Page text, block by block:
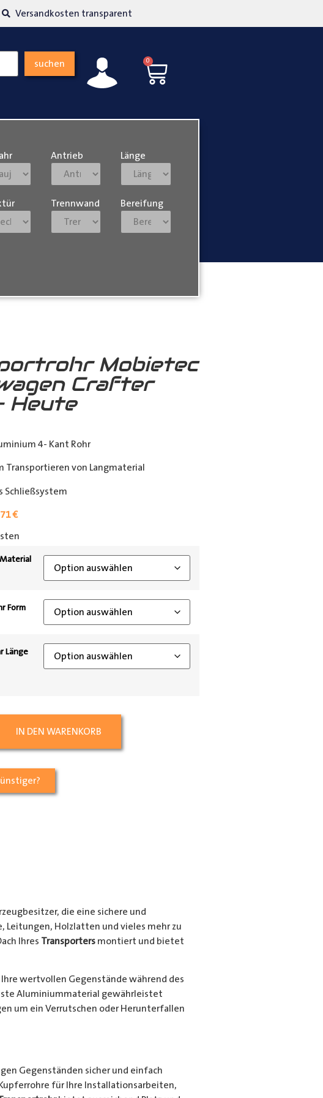
Versandkosten transparent
suchen 0
Antrieb Länge
Trennwand Bereifung
Mobietec
Crafter
Heute
4- Kant Rohr
von Langmaterial
€
Form
Länge
IN DEN WARENKORB
die eine sichere und
Leitungen, Holzlatten und vieles mehr zu
Ihres Transportersmontiert und bietet
wertvollen Gegenstände während des
Aluminiummaterial gewährleistet
um ein Verrutschen oder Herunterfallen
Gegenständen sicher und einfach
für Ihre Installationsarbeiten,